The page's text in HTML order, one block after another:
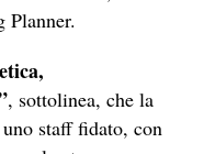
Planner.
, sottolinea, che la
staff fidato, con